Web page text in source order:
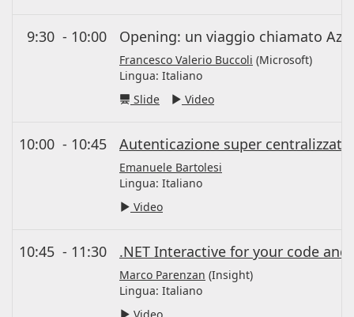
9:30 - 10:00 Opening: un viaggio chiamato
Francesco Valerio Buccoli (Microsoft)
Lingua: Italiano
Slide
Video
10:00 - 10:45 Autenticazione super
Emanuele Bartolesi
Lingua: Italiano
Video
10:45 - 11:30 .NET Interactive for your code and
Marco Parenzan (Insight)
Lingua: Italiano